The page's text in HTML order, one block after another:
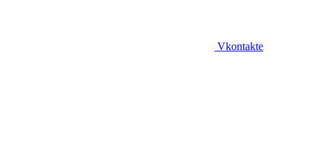
Vkontakte